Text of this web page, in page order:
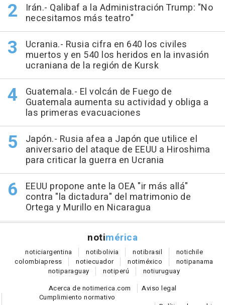
Irán.- Qalibaf a la Administración Trump: "No
necesitamos más teatro"
Ucrania.- Rusia cifra en 640 los civiles
muertos y en 540 los heridos en la invasión
ucraniana de la región de Kursk
Guatemala.- El volcán de Fuego de
Guatemala aumenta su actividad y obliga a
las primeras evacuaciones
Japón.- Rusia afea a Japón que utilice el
aniversario del ataque de EEUU a Hiroshima
para criticar la guerra en Ucrania
EEUU propone ante la OEA "ir más allá"
contra "la dictadura" del matrimonio de
Ortega y Murillo en Nicaragua
notimérica
noticiargentina notibolivia notibrasil notichile
colombiapress notiecuador notiméxico notipanama
notiparaguay notiperú notiuruguay
Acerca de notimerica.com
Aviso legal
Cumplimiento normativo